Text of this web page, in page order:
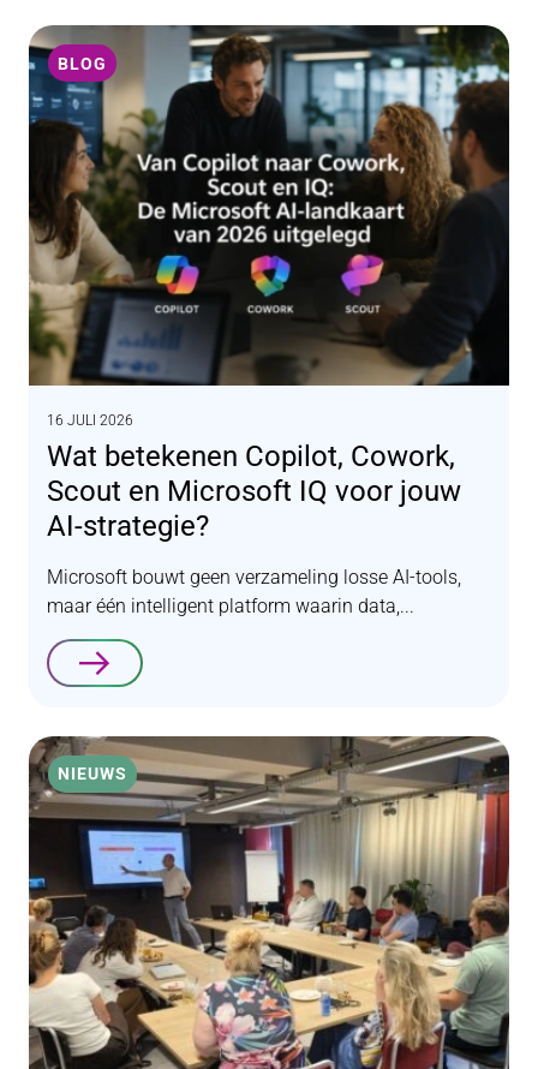
BLOG
16 JULI 2026
Wat betekenen Copilot, Cowork,
Scout en Microsoft IQ voor jouw
AI-strategie?
Microsoft bouwt geen verzameling losse AI-tools,
maar één intelligent platform waarin data,...
Lees verder
NIEUWS